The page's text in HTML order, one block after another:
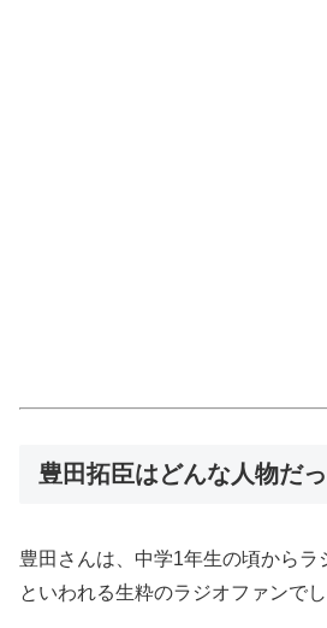
豊田拓臣はどんな人物だ
豊田さんは、中学1年生の頃からラ
といわれる生粋のラジオファンでし